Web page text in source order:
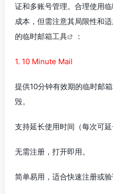
证和多账号管理。合理使用
成本，但需注意其局限性和
的临时邮箱工具 ：
1. 10 Minute Mail
提供10分钟有效期的临时邮
毁。
支持延长使用时间（每次可延
无需注册，打开即用。
简单易用，适合快速注册或验